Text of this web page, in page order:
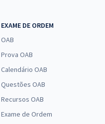
EXAME DE ORDEM
OAB
Prova OAB
Calendário OAB
Questões OAB
Recursos OAB
Exame de Ordem